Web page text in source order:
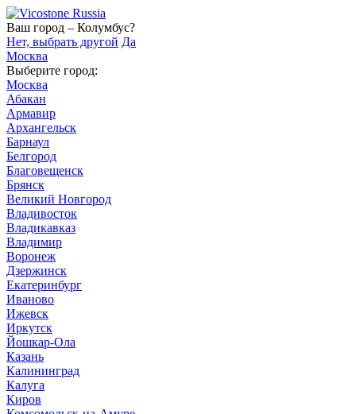
Ваш город – Колумбус?
Нет, выбрать другой Да
Москва
Выберите город:
Москва
Абакан
Армавир
Архангельск
Барнаул
Белгород
Благовещенск
Брянск
Великий Новгород
Владивосток
Владикавказ
Владимир
Воронеж
Дзержинск
Екатеринбург
Иваново
Ижевск
Иркутск
Йошкар-Ола
Казань
Калининград
Калуга
Киров